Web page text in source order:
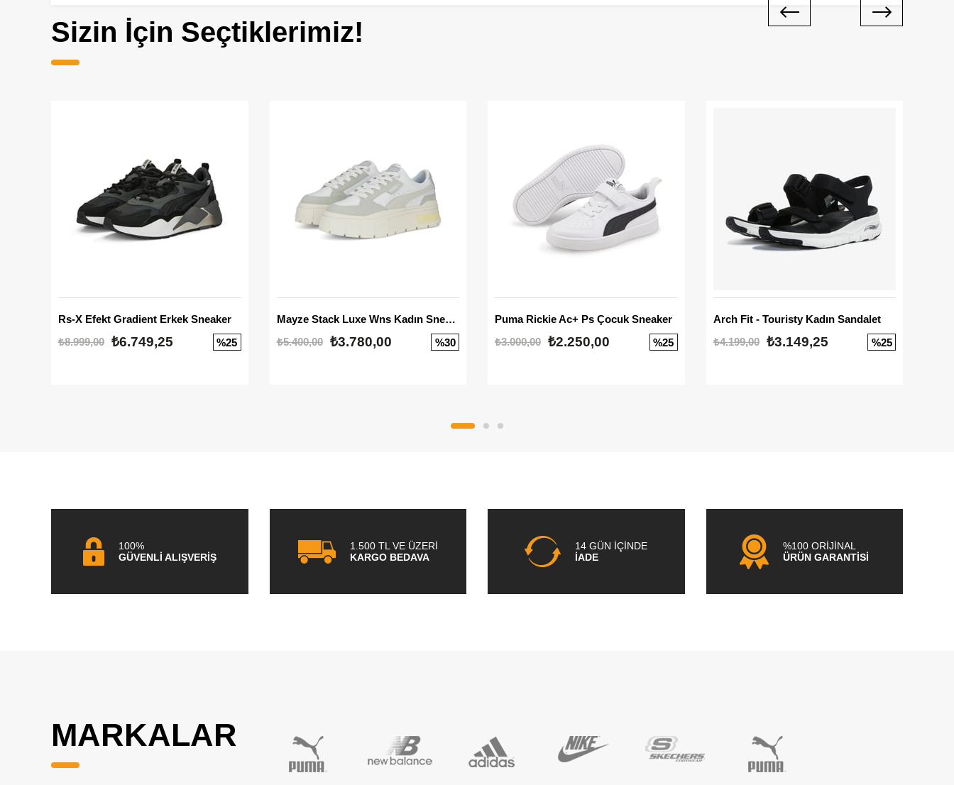
Sizin İçin Seçtiklerimiz!
Rs-X Efekt Gradient Erkek Sneaker
₺8.999,00 ₺6.749,25 %25
Mayze Stack Luxe Wns Kadın Sneaker
₺5.400,00
₺3.780,00 %30
Puma Rickie Ac+ Ps Çocuk Sneaker
₺3.000,00 ₺2.250,00 %25
Arch Fit - Touristy Kadın Sandalet
₺4.199,00
₺3.149,25 %25
100%
GÜVENLİ ALIŞVERİŞ
1.500 TL VE ÜZERİ
KARGO BEDAVA
14 GÜN İÇİNDE
İADE
%100 ORİJİNAL
ÜRÜN GARANTİSİ
MARKALAR